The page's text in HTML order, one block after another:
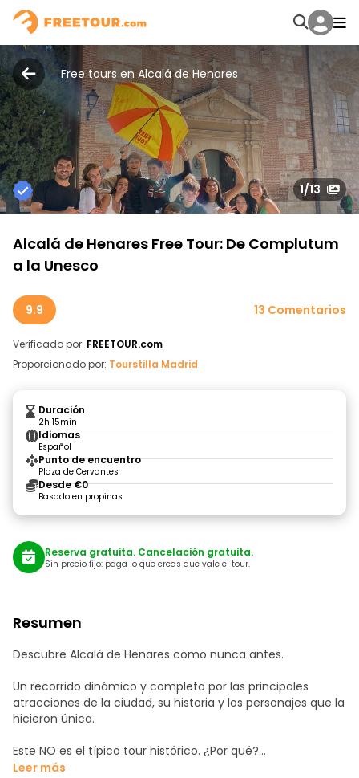
Free tours en Alcalá de Henares
1/13
Alcalá de Henares Free Tour: De Complutum
a la Unesco
9.9 13 Comentarios
Verificado por: FREETOUR.com
Proporcionado por: Tourstilla Madrid
Duración
2h 15min
Idiomas
Español
Punto de encuentro
Plaza de Cervantes
Desde €0
Basado en propinas
Reserva gratuita. Cancelación gratuita.
Sin precio fijo: paga lo que creas que vale el tour.
Resumen
Descubre Alcalá de Henares como nunca antes.
Un recorrido dinámico y completo por las principales
atracciones de la ciudad, su historia y los personajes que la
hicieron única.
Este NO es el típico tour histórico. ¿Por qué?
Leer más